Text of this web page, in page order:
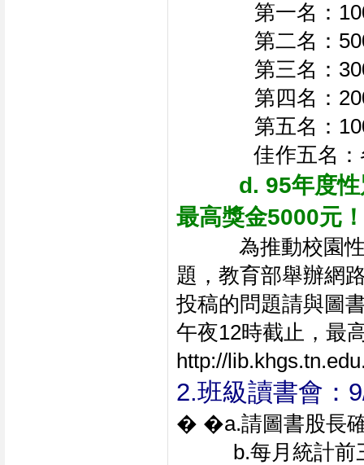
第一名：
第二名：
第三名：
第四名：
第五名：
佳作五名
d. 95年度
最高獎金5000元！
為推動校園性別
題，教育部舉辦網
投稿的問題請與圖
午夜12時截止，最
http://
2.班級讀書會：
� �a.請圖書股長
b.每月統計前三